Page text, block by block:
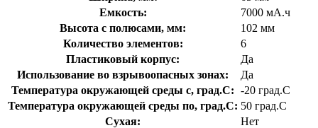
Емкость:
7000 мА.ч
Высота с полюсами, мм:
102 мм
Количество элементов:
6
Пластиковый корпус:
Да
Использование во взрывоопасных зонах:
Да
Температура окружающей среды с, град.C: -20 град.C
Температура окружающей среды по, град.C: 50 град.C
Сухая:
Нет